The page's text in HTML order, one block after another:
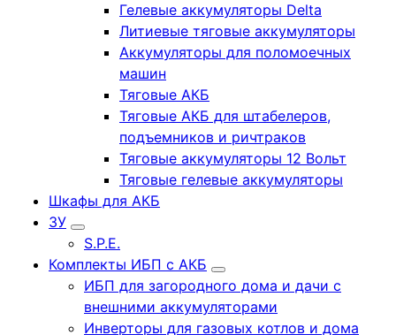
Гелевые аккумуляторы Delta
Литиевые тяговые аккумуляторы
Аккумуляторы для поломоечных
машин
Тяговые АКБ
Тяговые АКБ для штабелеров,
подъемников и ричтраков
Тяговые аккумуляторы 12 Вольт
Тяговые гелевые аккумуляторы
Шкафы для АКБ
ЗУ
S.P.E.
Комплекты ИБП с АКБ
ИБП для загородного дома и дачи с
внешними аккумуляторами
Инверторы для газовых котлов и дома